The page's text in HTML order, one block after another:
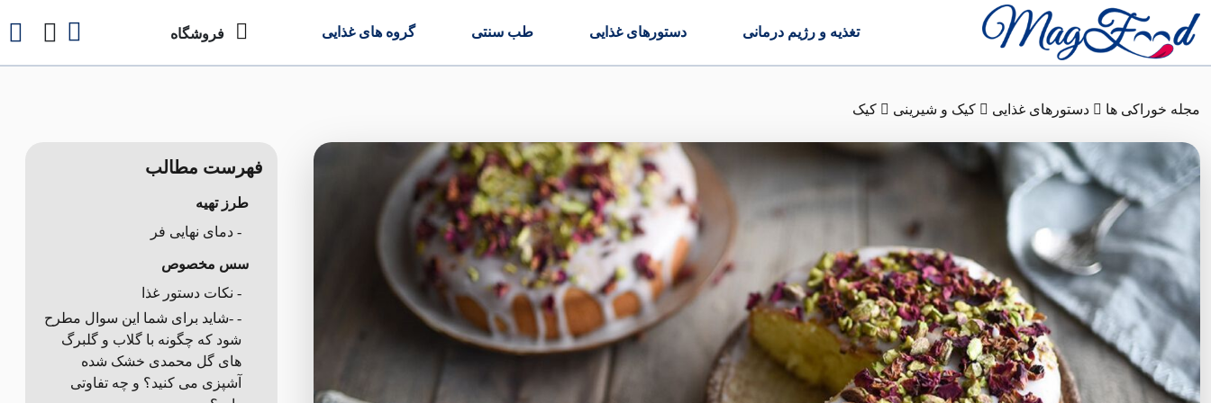
تغذیه و رژیم درمانی دستورهای غذایی طب سنتی گروه های غذایی فروشگاه
مجله خوراکی ها دستورهای غذایی کیک و شیرینی کیک
فهرست مطالب
طرز تهیه
- دمای نهایی فر
سس مخصوص
- نکات دستور غذا
- -شاید برای شما این سوال مطرح
شود که چگونه با گلاب و گلبرگ
های گل محمدی خشک شده
آشپزی می کنید؟ و چه تفاوتی